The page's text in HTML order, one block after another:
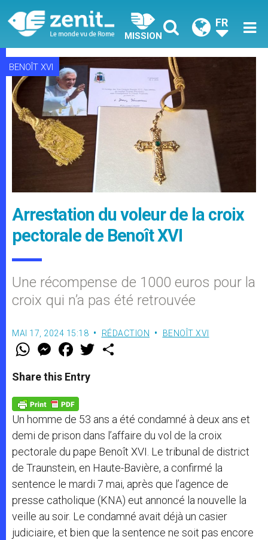
MISSION
FR
BENOÎT XVI
Arrestation du voleur de la croix
pectorale de Benoît XVI
Une récompense de 1000 euros pour la
croix qui n’a pas été retrouvée
MAI 17, 2024 15:18 RÉDACTION BENOÎT XVI
W
t
s
p
p
M
e
s
e
g
e
r
F
a
e
b
o
k
w
Share this Entry
Un homme de 53 ans a été condamné à deux ans et
demi de prison dans l’affaire du vol de la croix
pectorale du pape Benoît XVI. Le tribunal de district
de Traunstein, en Haute-Bavière, a confirmé la
sentence le mardi 7 mai, après que l’agence de
presse catholique (KNA) eut annoncé la nouvelle la
veille au soir. Le condamné avait déjà un casier
judiciaire, et bien que la sentence ne soit pas encore